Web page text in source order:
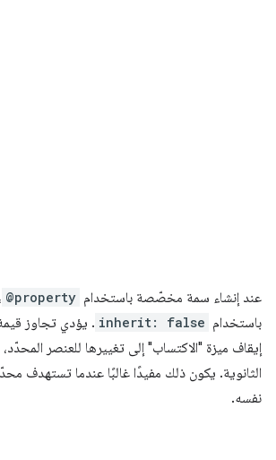
عند إنشاء سمة مخصّصة باستخدام @property
باستخدام inherit: false . يؤدي تجاوز
إيقاف ميزة "الاكتساب" إلى تغييرها للعنصر
الثانوية. يكون ذلك مفيدًا غالبًا عندما تستهدف
نفسه.